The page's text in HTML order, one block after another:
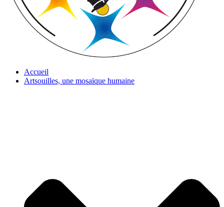
Accueil
Artsouilles, une mosaïque humaine